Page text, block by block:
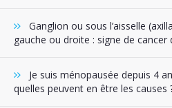
Ganglion ou sous l’aisselle
gauche ou droite : signe de cancer
Je suis ménopausée depuis 4
quelles peuvent en être les causes